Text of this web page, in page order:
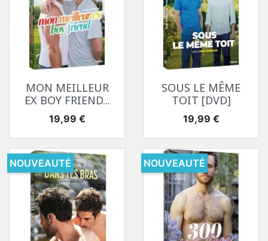
MON MEILLEUR
EX BOY FRIEND...
Prix
19,99 €
SOUS LE MÊME
TOIT [DVD]
Prix
19,99 €
NOUVEAUTÉ NOUVEAUTÉ